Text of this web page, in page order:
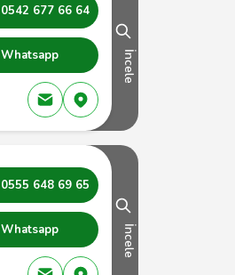
0542 677 66 64
Whatsapp İncele
0555 648 69 65
Whatsapp İncele